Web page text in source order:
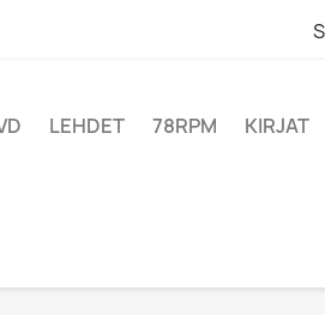
LEHDET 78RPM KIRJAT